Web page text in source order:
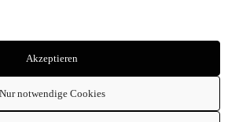
Akzeptieren
Nur notwendige Cookies
Strasse 6, 10439 Berlin
weine.de